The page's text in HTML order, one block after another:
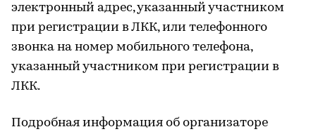
электронный адрес, указанный участником
при регистрации в ЛКК, или телефонного
звонка на номер мобильного телефона,
указанный участником при регистрации в
ЛКК.
Подробная информация об организаторе